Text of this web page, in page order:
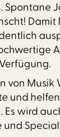
Damit
von Musik
und
Es wird